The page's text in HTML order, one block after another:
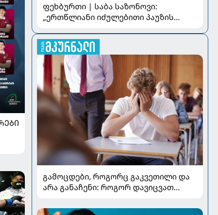
ფეხბურთი | საბა საზონოვი:
„ერთწლიანი იძულებითი პაუზის
მნიშვნელოვანია“
გამოცდები, როგორც გაკვეთილი და
არა განაჩენი: როგორ დავიცვათ
მომავალი